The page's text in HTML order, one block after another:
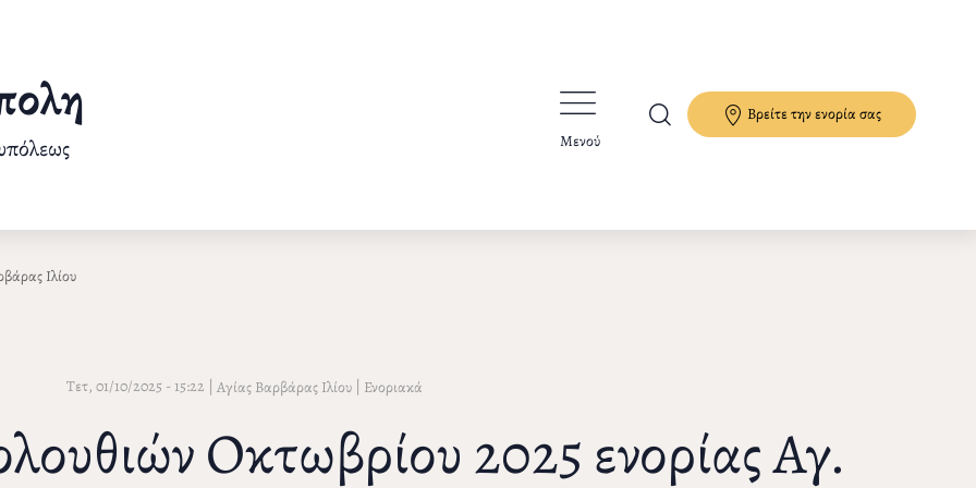
Μενού
Βρείτε την ενορία σας
Ιλίου
Τετ, 01/10/2025 - 15:22 | Αγίας Βαρβάρας Ιλίου| Ενοριακά
Οκτωβρίου 2025 ενορίας Αγ.